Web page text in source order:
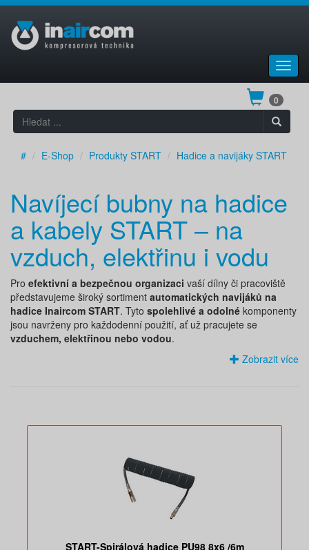
0
# E-Shop Produkty START Hadice a navijáky START
Navíjecí bubny na hadice
a kabely START – na
vzduch, elektřinu i vodu
Pro efektivní a bezpečnou organizaci vaší dílny či pracoviště
představujeme široký sortiment automatických navijáků na
hadice Inaircom START. Tyto spolehlivé a odolné komponenty
jsou navrženy pro každodenní použití, ať už pracujete se
vzduchem, elektřinou nebo vodou.
Zobrazit více
START-Spirálová hadice PU98 8x6 /6m